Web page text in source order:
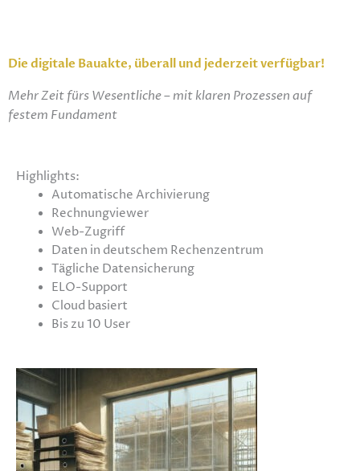
Die digitale Bauakte, überall und jederzeit verfügbar!
Mehr Zeit fürs Wesentliche – mit klaren Prozessen auf
festem Fundament
Highlights:
Automatische Archivierung
Rechnungviewer
Web-Zugriff
Daten in deutschem Rechenzentrum
Tägliche Datensicherung
ELO-Support
Cloud basiert
Bis zu 10 User